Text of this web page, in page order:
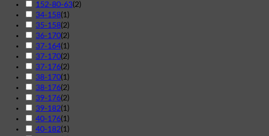
152-80-63(2)
34-158(1 )
35-158(2)
36-170(2)
37-164(1 )
37-170(2)
37-176(2)
38-170(1 )
38-176(2)
39-176(2)
39-182(1 )
40-176(1 )
40-182(1 )